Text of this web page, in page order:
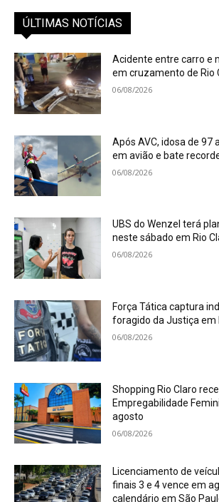
ÚLTIMAS NOTÍCIAS
Acidente entre carro e
em cruzamento de Rio
06/08/2026
Após AVC, idosa de 97
em avião e bate
06/08/2026
UBS do Wenzel terá
neste sábado em Rio
06/08/2026
Força Tática captura
foragido da Justiça em
06/08/2026
Shopping Rio Claro
Empregabilidade
agosto
06/08/2026
Licenciamento de
finais 3 e 4 vence em
calendário em São